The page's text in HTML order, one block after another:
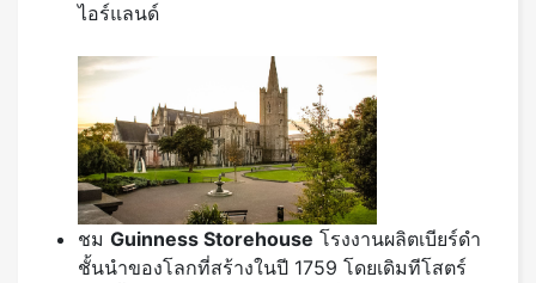
ไอร์แลนด์
ชม Guinness Storehouse โรงงานผลิตเบียร์ดำ
ชั้นนำของโลกที่สร้างในปี 1759 โดยเดิมทีโสตร์